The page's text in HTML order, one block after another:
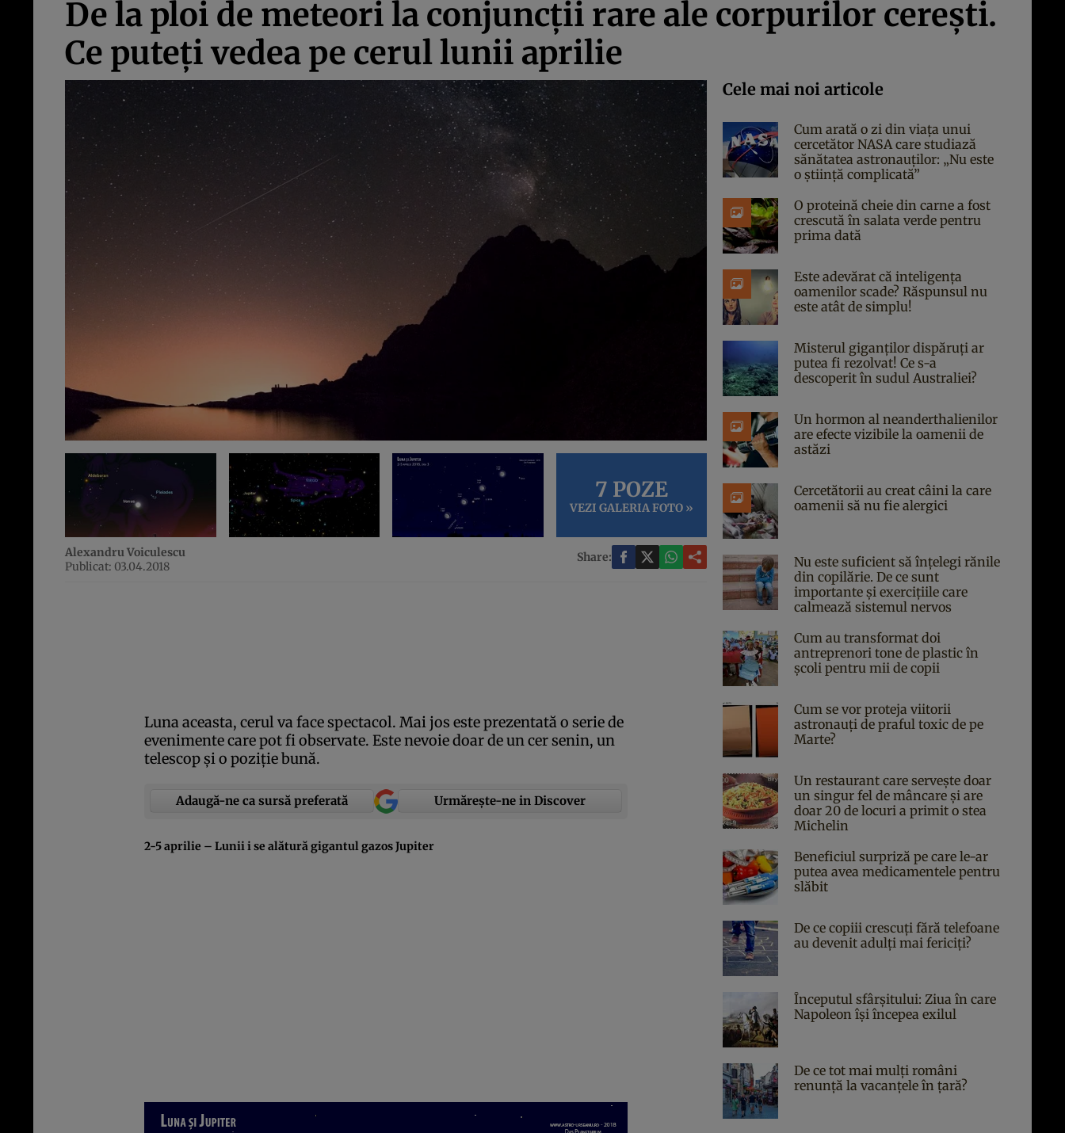
De la ploi de meteori la conjuncţii rare ale corpurilor cereşti.
Ce puteţi vedea pe cerul lunii aprilie
7 POZE
VEZI GALERIA FOTO »
Alexandru Voiculescu
Publicat: 03.04.2018
Share:
Luna aceasta, cerul va face spectacol. Mai jos este prezentată o serie de
evenimente care pot fi observate. Este nevoie doar de un cer senin, un
telescop şi o poziţie bună.
Adaugă-ne ca sursă preferată Urmărește-ne in Discover
2-5 aprilie – Lunii i se alătură gigantul gazos Jupiter
Cele mai noi articole
Cum arată o zi din viața unui
cercetător NASA care studiază
sănătatea astronauților: „Nu este
o știință complicată”
O proteină cheie din carne a fost
crescută în salata verde pentru
prima dată
Este adevărat că inteligența
oamenilor scade? Răspunsul nu
este atât de simplu!
Misterul giganților dispăruți ar
putea fi rezolvat! Ce s-a
descoperit în sudul Australiei?
Un hormon al neanderthalienilor
are efecte vizibile la oamenii de
astăzi
Cercetătorii au creat câini la care
oamenii să nu fie alergici
Nu este suficient să înțelegi rănile
din copilărie. De ce sunt
importante și exercițiile care
calmează sistemul nervos
Cum au transformat doi
antreprenori tone de plastic în
școli pentru mii de copii
Cum se vor proteja viitorii
astronauți de praful toxic de pe
Marte?
Un restaurant care servește doar
un singur fel de mâncare și are
doar 20 de locuri a primit o stea
Michelin
Beneficiul surpriză pe care le-ar
putea avea medicamentele pentru
slăbit
De ce copiii crescuți fără telefoane
au devenit adulți mai fericiți?
Începutul sfârşitului: Ziua în care
Napoleon îşi începea exilul
De ce tot mai mulți români
renunță la vacanțele în țară?